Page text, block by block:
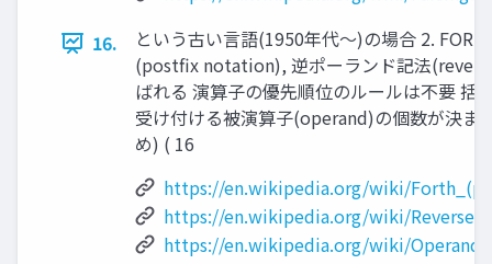
16.
という古い言語(1950年代〜)の場合 2.
(postfix notation), 逆ポーランド記法
ばれる 演算子の優先順位のルールは不要 括
受け付ける被演算子(operand)の個数が決ま
め) ( 16
https://en.wikipedia.org/wiki/
https://en.wikipedia.org/wiki/
https://en.wikipedia.org/wiki/Operand